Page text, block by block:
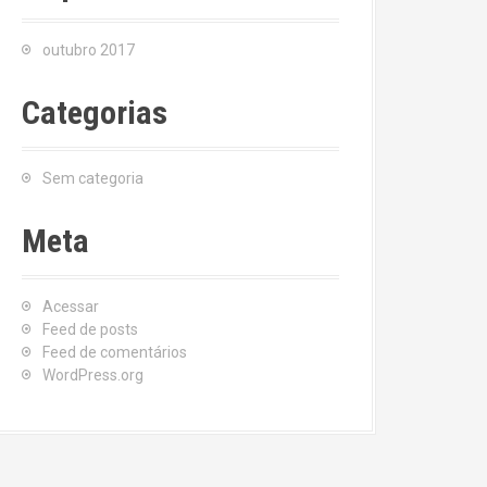
outubro 2017
Categorias
Sem categoria
Meta
Acessar
Feed de posts
Feed de comentários
WordPress.org